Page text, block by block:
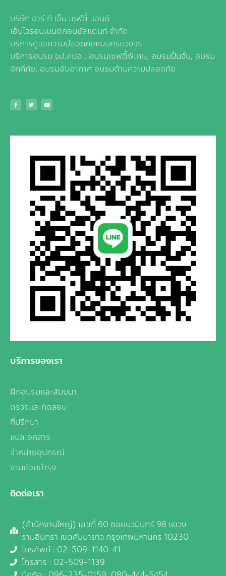
บริษัท อาร์ ที เอ็น เซฟตี้ แอนด์
เอ็นไวรอนเมนต์คอนซัลแตนท์ จำกัด
บริการดูแลความปลอดภัยแบบครบวงจร
บริการอบรม จป.คปอ., อบรมเซฟตี้พิเศษ, อบรมปั้นจั่น, อบรม
อัคคีภัย, อบรมอับอากาศ อบรมด้านความปลอดภัย
บริการของเรา
ฝึกอบรมและสัมมนา
ตรวจและทดสอบ
ที่ปรึกษา
แปลเอกสาร
จำหน่ายอุปกรณ์
งานซ่อมบำรุง
ติดต่อเรา
(สำนักงานใหญ่) เลขที่ 60 ซอยนวมินทร์ 98 แขวง
รามอินทรา เขตคันนายาว กรุงเทพมหานคร 10230
โทรศัพท์ : 02-509-1140-41
โทรสาร : 02-509-1139